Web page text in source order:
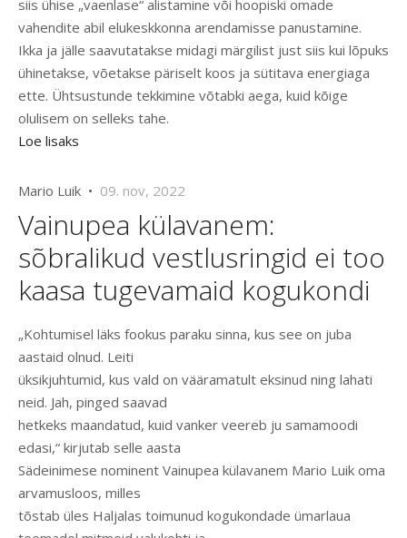
siis ühise „vaenlase“ alistamine või hoopiski omade
vahendite abil elukeskkonna arendamisse panustamine.
Ikka ja jälle saavutatakse midagi märgilist just siis kui lõpuks
ühinetakse, võetakse päriselt koos ja sütitava energiaga
ette. Ühtsustunde tekkimine võtabki aega, kuid kõige
olulisem on selleks tahe.
Loe lisaks
Mario Luik • 09. nov, 2022
Vainupea külavanem:
sõbralikud vestlusringid ei too
kaasa tugevamaid kogukondi
„Kohtumisel läks fookus paraku sinna, kus see on juba
aastaid olnud. Leiti
üksikjuhtumid, kus vald on vääramatult eksinud ning lahati
neid. Jah, pinged saavad
hetkeks maandatud, kuid vanker veereb ju samamoodi
edasi,“ kirjutab selle aasta
Sädeinimese nominent Vainupea külavanem Mario Luik oma
arvamusloos, milles
tõstab üles Haljalas toimunud kogukondade ümarlaua